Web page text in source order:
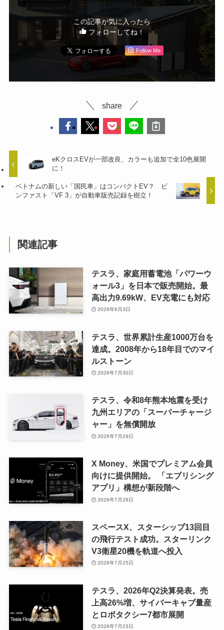
この記事が気に入ったら
フォローしてね！
Follow Me
share
eKクロスEVが一部改良、カラーも追加で全10色展開
に！
ベトナムの新しい「国民車」はコンパクトEV？ ビ
ンファスト「VF 3」が自動車販売記録を樹立！
関連記事
テスラ、家庭用蓄電池「パワーウ
ォール3」を日本で販売開始。最
高出力9.69kW、EV充電にも対応
2026年8月3日
テスラ、世界累計生産1000万台を
達成。2008年から18年目でのマイ
ルストーン
2026年7月30日
テスラ、令和8年熊本地震を受け
九州エリアの「スーパーチャージ
ャー」を無償開放
2026年7月29日
X Money、米国でプレミアム会員
向けに提供開始。 「エブリシング
アプリ」構想が新段階へ
2026年7月28日
スペースX、スターシップ13回目
の飛行テスト成功。スターリンク
V3衛星20機を軌道へ投入
2026年7月25日
テスラ、2026年Q2決算発表。売
上高26%増、サイバーキャブ量産
とロボタクシー7都市展開
2026年7月23日